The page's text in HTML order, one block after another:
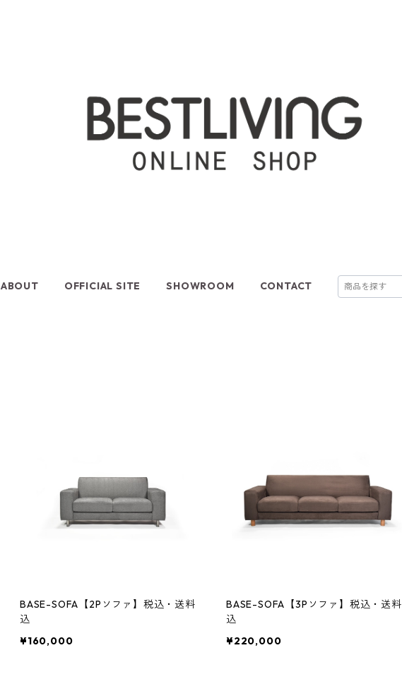
ABOUT OFFICIAL SITE SHOWROOM CONTACT
BASE-SOFA【2Pソファ】税込・送料
込
¥160,000
BASE-SOFA【3Pソファ】税込・送料
込
¥220,000